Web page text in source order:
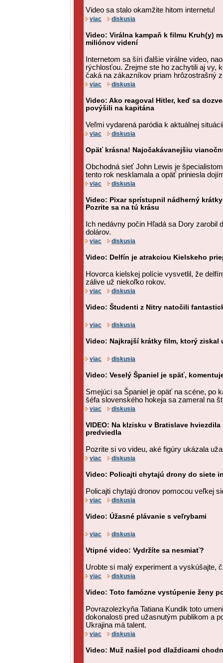
Video sa stalo okamžite hitom internetu!
viac diskusia
Video: Virálna kampaň k filmu Kruh(y)
miliónov videní
Internetom sa šíri ďalšie virálne video,
rýchlosťou. Zrejme ste ho zachytili aj vy,
čaká na zákazníkov priam hrôzostrašný
viac diskusia
Video: Ako reagoval Hitler, keď sa
povýšili na kapitána
Veľmi vydarená paródia k aktuálnej situácii
viac diskusia
Opäť krásna! Najočakávanejšiu
Obchodná sieť John Lewis je
tento rok nesklamala a opäť priniesla
viac diskusia
Video: Pixar sprístupnil nádherný krátky
Pozrite sa na tú krásu
Ich nedávny počin Hľadá sa Dory zarobil
dolárov.
viac diskusia
Video: Delfín je atrakciou Kielskeho
Hovorca kielskej polície vysvetlil, že
zálive už niekoľko rokov.
viac diskusia
Video: Študenti z Nitry natočili
viac diskusia
Video: Najkrajší krátky film, ktorý ziskal
viac diskusia
Video: Veselý Španiel je späť,
Smejúci sa Španiel je opäť na scéne, po
šéfa slovenského hokeja sa zameral na
viac diskusia
VIDEO: Na klzisku v Bratislave hviezdila
predviedla
Pozrite si vo videu, aké figúry ukázala
viac diskusia
Video: Policajti chytajú drony do siete
Policajti chytajú dronov pomocou veľkej
viac diskusia
Video: Úžasné plávanie s veľrybami
viac diskusia
Vtipné video: Vydržíte sa nesmiať?
Urobte si malý experiment a vyskúšajte,
viac diskusia
Video: Toto famózne vystúpenie ženy
Povrazolezkyňa Tatiana Kundik toto
dokonalosti pred užasnutým publikom a
Ukrajina má talent.
viac diskusia
Video: Muž našiel pod dlaždicami